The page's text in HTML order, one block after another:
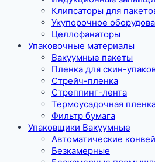
Клипсаторы для
Укупорочное
Целлофанаторы
Упаковочные материалы
Вакуумные пакеты
Пленка для скин-
Стрейч-пленка
Стреппинг-лента
Термоусадочная
Фильтр бумага
Упаковщики Вакуумные
Автоматические
Безкамерные